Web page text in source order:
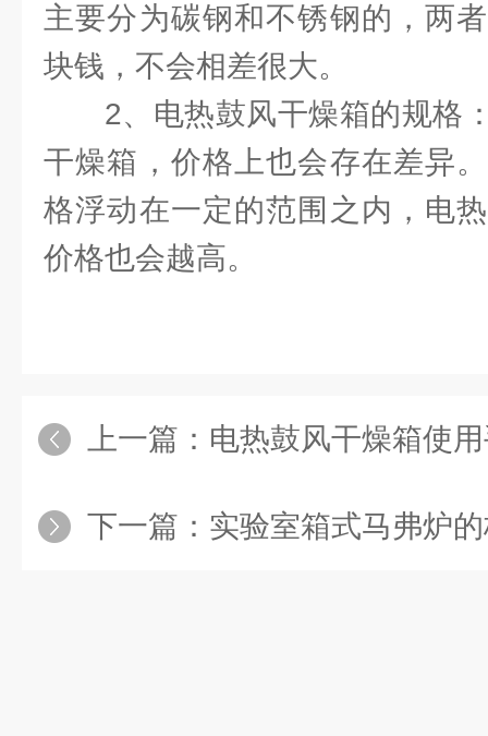
主要分为碳钢和不锈钢的，两
块钱，不会相差很大。
2、电热鼓风干燥箱的规格
干燥箱，价格上也会存在差异
格浮动在一定的范围之内，电
价格也会越高。
上一篇： 电热鼓风干燥箱使
下一篇： 实验室箱式马弗炉